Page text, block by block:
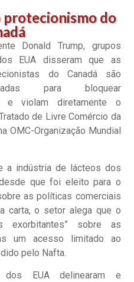
protecionismo do
Donald Trump, grupos
EUA disseram que as
do Canadá são
para bloquear
violam diretamente o
de Livre Comércio da
OMC-Organização Mundial
a indústria de lácteos dos
que foi eleito para o
as políticas comerciais
carta, o setor alega que o
exorbitantes” sobre as
um acesso limitado ao
pelo Nafta.
EUA delinearam e